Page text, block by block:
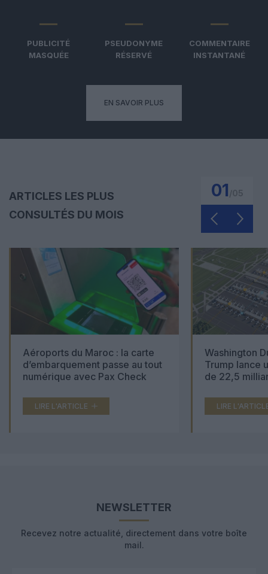
PUBLICITÉ
MASQUÉE
PSEUDONYME
RÉSERVÉ
COMMENTAIRE
INSTANTANÉ
EN SAVOIR PLUS
ARTICLES LES PLUS
CONSULTÉS DU MOIS
01
Aéroports du Maroc : la carte
d’embarquement passe au tout
numérique avec Pax Check
LIRE L'ARTICLE
Washington
Trump lance
de 22,5
LIRE
NEWSLETTER
Recevez notre actualité, directement dans votre boîte
mail.